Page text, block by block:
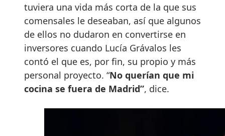
tuviera una vida más corta de la que sus
comensales le deseaban, así que algunos
de ellos no dudaron en convertirse en
inversores cuando Lucía Grávalos les
contó el que es, por fin, su propio y más
personal proyecto. “No querían que mi
cocina se fuera de Madrid”, dice.